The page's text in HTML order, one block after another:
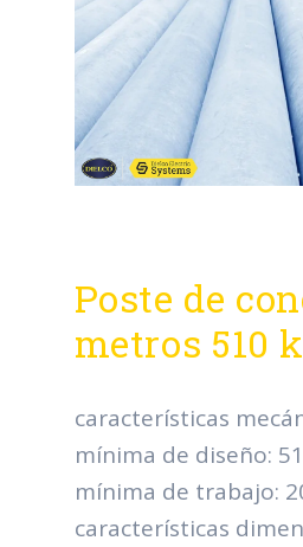
Poste de
metros 510
características
mínima de diseño:
mínima de trabajo:
características